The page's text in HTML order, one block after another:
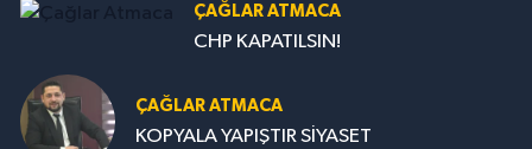
ÇAĞLAR ATMACA
CHP KAPATILSIN!
ÇAĞLAR ATMACA
KOPYALA YAPIŞTIR SİYASET